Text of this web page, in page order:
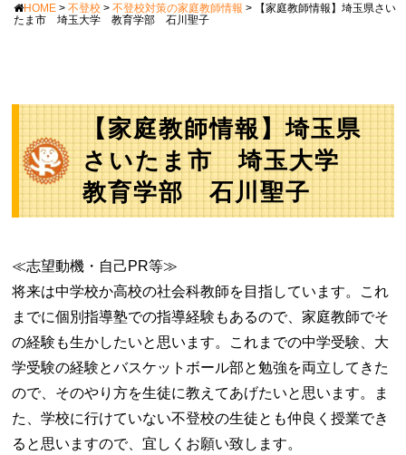
HOME > 不登校 > 不登校対策の家庭教師情報 >
【家庭教師情報】埼玉県さい
たま市 埼玉大学 教育学部 石川聖子
【家庭教師情報】埼玉県
さいたま市 埼玉大学
教育学部 石川聖子
≪志望動機・自己PR等≫
将来は中学校か高校の社会科教師を目指しています。これ
までに個別指導塾での指導経験もあるので、家庭教師でそ
の経験も生かしたいと思います。これまでの中学受験、大
学受験の経験とバスケットボール部と勉強を両立してきた
ので、そのやり方を生徒に教えてあげたいと思います。ま
た、学校に行けていない不登校の生徒とも仲良く授業でき
ると思いますので、宜しくお願い致します。